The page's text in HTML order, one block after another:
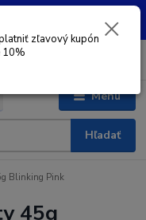
ZĽAVOVÝ KUPÓN -
Menu
Hľadať
Blinking Pink
45g
zľavový kupón
10%